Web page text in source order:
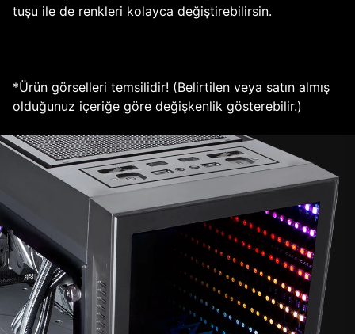
tuşu ile de renkleri kolayca değiştirebilirsin.
*Ürün görselleri temsilidir! (Belirtilen veya satın almış
olduğunuz içeriğe göre değişkenlik gösterebilir.)